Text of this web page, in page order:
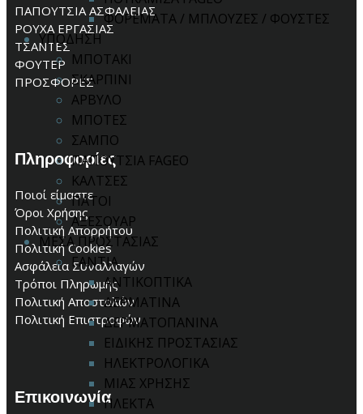
ΦΟΡΕΜΑΤΑ / ΜΠΛΟΥΖΕΣ / ΦΟΥΣΤΕΣ
ΥΠΟΔΗΣΗ
ΜΠΟΤΑΚΙ
ΣΚΑΡΠΙΝΙ
ΑΡΒΥΛΟ
ΜΠΟΤΕΣ
ΣΑΜΠΟ
ΠΑΠΟΥΤΣΙΑ FAGEO
ΚΑΛΤΣΕΣ
ΠΑΤΟΙ
ΑΞΕΣΟΥΑΡ
ΜΕΣΑ ΠΡΟΣΤΑΣΙΑΣ
ΓΑΝΤΙΑ
ΑΝΤΙΚΟΠΤΙΚΑ
ΔΕΡΜΑΤΙΝΑ
ΔΕΡΜΑΤΟΠΑΝΙΝΑ
ΕΙΔΙΚΗΣ ΠΡΟΣΤΑΣΙΑΣ
ΗΛΕΚΤΡΟΛΟΓΙΚΑ
ΜΙΑΣ ΧΡΗΣΗΣ
ΠΛΕΚΤΑ
ΠΑΠΟΥΤΣΙΑ ΑΣΦΑΛΕΙΑΣ
ΡΟΥΧΑ ΕΡΓΑΣΙΑΣ
ΤΣΑΝΤΕΣ
ΦΟΥΤΕΡ
ΠΡΟΣΦΟΡΕΣ
Πληροφορίες
Ποιοί είμαστε
Όροι Χρήσης
Πολιτική Απορρήτου
Πολιτική Cookies
Ασφάλεια Συναλλαγών
Τρόποι Πληρωμής
Πολιτική Αποστολών
Πολιτική Επιστροφών
Επικοινωνία